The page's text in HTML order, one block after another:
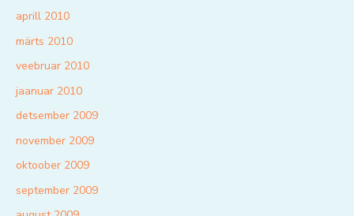
aprill 2010
märts 2010
veebruar 2010
jaanuar 2010
detsember 2009
november 2009
oktoober 2009
september 2009